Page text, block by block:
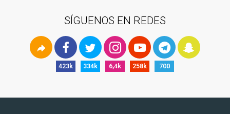
SÍGUENOS EN REDES
423k 334k 6,4k 258k 700